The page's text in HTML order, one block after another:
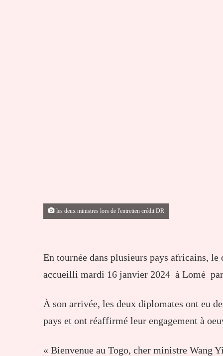
les deux ministres lors de l'entretien crédit DR
En tournée dans plusieurs pays africains,
accueilli mardi 16 janvier 2024 à Lomé
À son arrivée, les deux diplomates ont eu
pays et ont réaffirmé leur engagement à
« Bienvenue au Togo, cher ministre Wang